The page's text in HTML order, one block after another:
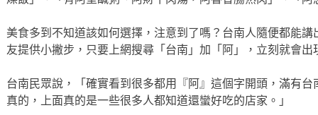
美食多到不知道該如何選擇，注意到了嗎？台南人隨便都能
友提供小撇步，只要上網搜尋「台南」加「阿」，立刻就會
台南民眾說，「確實看到很多都用『阿』這個字開頭，滿有
真的，上面真的是一些很多人都知道還蠻好吃的店家。」